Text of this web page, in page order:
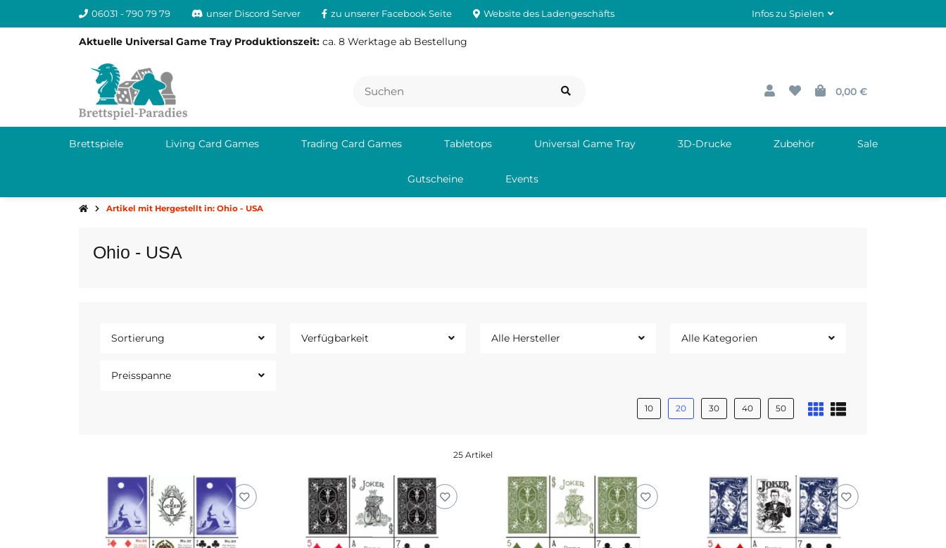
06031 - 790 79 79 unser Discord Server zu unserer Facebook Seite Website des Ladengeschäfts Infos zu Spielen
Aktuelle Universal Game Tray Produktionszeit: ca. 8 Werktage ab Bestellung
0,00 €
Brettspiele Living Card Games Trading Card Games Tabletops Universal Game Tray 3D-Drucke Zubehör Sale
Gutscheine Events
Artikel mit Hergestellt in: Ohio - USA
Ohio - USA
Sortierung Verfügbarkeit Alle Hersteller Alle Kategorien
Preisspanne
10 20 30 40 50
25 Artikel